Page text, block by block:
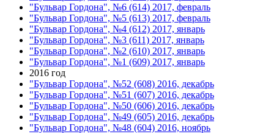
"Бульвар Гордона", №6 (614) 2017, февраль
"Бульвар Гордона", №5 (613) 2017, февраль
"Бульвар Гордона", №4 (612) 2017, январь
"Бульвар Гордона", №3 (611) 2017, январь
"Бульвар Гордона", №2 (610) 2017, январь
"Бульвар Гордона", №1 (609) 2017, январь
2016 год
"Бульвар Гордона", №52 (608) 2016, декабрь
"Бульвар Гордона", №51 (607) 2016, декабрь
"Бульвар Гордона", №50 (606) 2016, декабрь
"Бульвар Гордона", №49 (605) 2016, декабрь
"Бульвар Гордона", №48 (604) 2016, ноябрь